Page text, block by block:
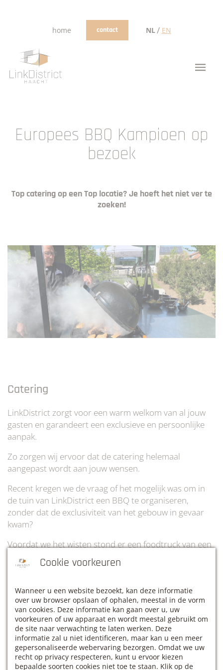
home contact NL/ EN
Europees BBQ Kampioen op
bezoek
Top catering op een Top locatie? Je hoeft het niet ver te
zoeken!
Catering
LinkDistrict zorgt voor een warm welkom van al jouw
gasten en garandeert een exclusieve en persoonlijke
aanpak.
Zo zorgen wij ervoor dat de catering helemaal
aangepast wordt aan jouw wensen.
Recent kregen we de vraag of het mogelijk was om in
de tuin van LinkDistrict een BBQ te organiseren,
zonder dat de exclusiviteit van het gebouw in gevaar
kwam?
Voordat we het wisten stond er een foodtruck van een
Europees BBQ kampioen op de parking van onze tuin!
klaargemaakt, kan jij en je ploeg nog rustig verder
werken of een beetje genieten van de mooie en groene
gemeente Haacht.
Ben jij ook op zoek naar een hypermoderne venue
waar jij en je team in alle rust kunnen vergaderen en
Cookie voorkeuren
Wanneer u een website bezoekt, kan deze informatie
over uw browser opslaan of ophalen, meestal in de vorm
van cookies. Deze informatie kan gaan over u, uw
voorkeuren of uw apparaat en wordt meestal gebruikt om
de site naar verwachting te laten werken. Deze
informatie zal u niet identificeren, maar kan u een meer
gepersonaliseerde webervaring bezorgen. Omdat we uw
recht op privacy respecteren, kunt u ervoor kiezen
bepaalde soorten cookies niet toe te staan. Klik op de